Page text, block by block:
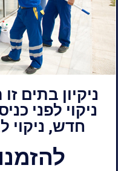
ניקיון בתים
ניקוי לפני
חדש, ניקוי